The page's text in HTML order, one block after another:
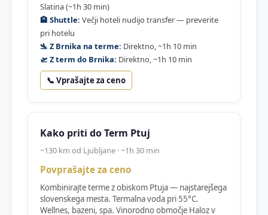
Slatina (~1h 30 min)
🏨 Shuttle: Večji hoteli nudijo transfer — preverite
pri hotelu
🛬 Z Brnika na terme: Direktno, ~1h 10 min
🛫 Z term do Brnika: Direktno, ~1h 10 min
📞 Vprašajte za ceno
Kako priti do Term Ptuj
~130 km od Ljubljane · ~1h 30 min
Povprašajte za ceno
Kombinirajte terme z obiskom Ptuja — najstarejšega
slovenskega mesta. Termalna voda pri 55°C.
Wellnes, bazeni, spa. Vinorodno območje Haloz v